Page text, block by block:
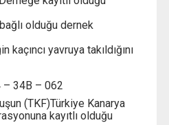
olduğu dernek
yavruya takıldığını
– 34B – 062
(TKF)Türkiye Kanarya
kayıtlı olduğu